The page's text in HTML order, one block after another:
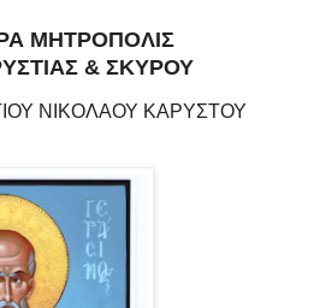
ΜΗΤΡΟΠΟΛΙΣ
& ΣΚΥΡΟΥ
ΝΙΚΟΛΑΟΥ ΚΑΡΥΣΤΟΥ